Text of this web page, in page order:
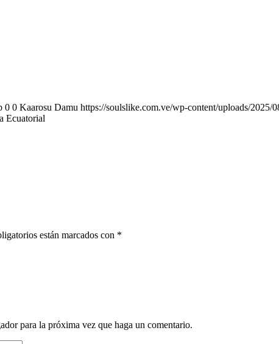
0 0 Kaarosu Damu https://soulslike.com.ve/wp-content/uploads/2025/
Ecuatorial
están marcados con *
para la próxima vez que haga un comentario.